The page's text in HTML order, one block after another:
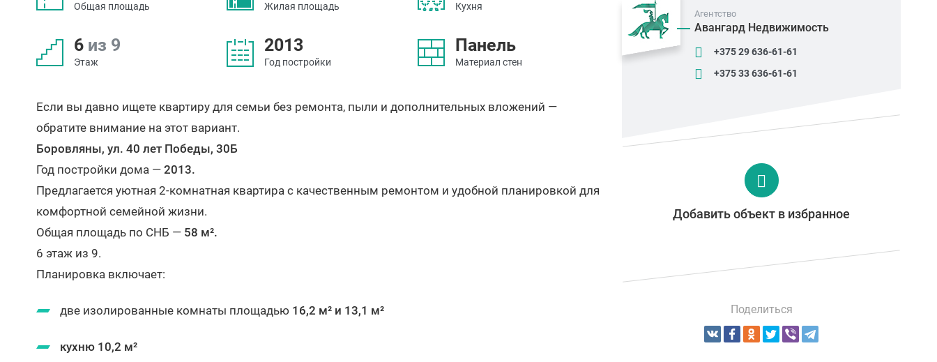
Общая площадь Жилая площадь Кухня
6 из 9
Этаж
2013
Год постройки
Панель
Материал стен
Если вы давно ищете квартиру для семьи без ремонта, пыли и дополнительных вложений —
обратите внимание на этот вариант.
Боровляны, ул. 40 лет Победы, 30Б
Год постройки дома — 2013.
Предлагается уютная 2-комнатная квартира с качественным ремонтом и удобной планировкой для
комфортной семейной жизни.
Общая площадь по СНБ — 58 м².
6 этаж из 9.
Планировка включает:
две изолированные комнаты площадью 16,2 м² и 13,1 м²
кухню 10,2 м²
Агентство
Авангард Недвижимость
+375 29 636-61-61
+375 33 636-61-61
Добавить объект в избранное
Поделиться